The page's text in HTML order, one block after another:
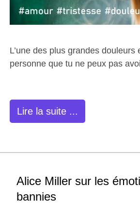
L’une des plus grandes douleurs
personne que tu ne peux pas
Lire la suite ...
Alice Miller sur les
bannies